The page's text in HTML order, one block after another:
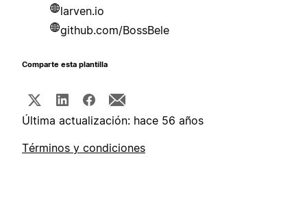
larven.io
github.com/BossBele
Comparte esta plantilla
Última actualización: hace 56 años
Términos y condiciones